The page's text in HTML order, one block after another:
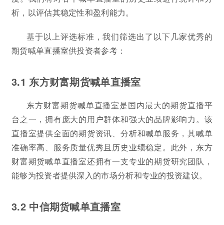
析，以评估其稳定性和盈利能力。
基于以上评选标准，我们筛选出了以下几家优秀的
期货喊单直播室供投资者参考：
3.1 东方财富期货喊单直播室
东方财富期货喊单直播室是国内最大的期货直播平
台之一，拥有庞大的用户群体和强大的品牌影响力。该
直播室提供全面的期货资讯、分析和喊单服务，其喊单
准确率高、服务质量优秀且历史业绩稳定。此外，东方
财富期货喊单直播室还拥有一支专业的期货研究团队，
能够为投资者提供深入的市场分析和专业的投资建议。
3.2 中信期货喊单直播室